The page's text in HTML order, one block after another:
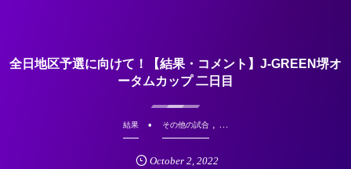
全日地区予選に向けて！【結果・コメント】J-GREEN堺オ
ータムカップ 二日目
結果 その他の試合, …
October 2, 2022